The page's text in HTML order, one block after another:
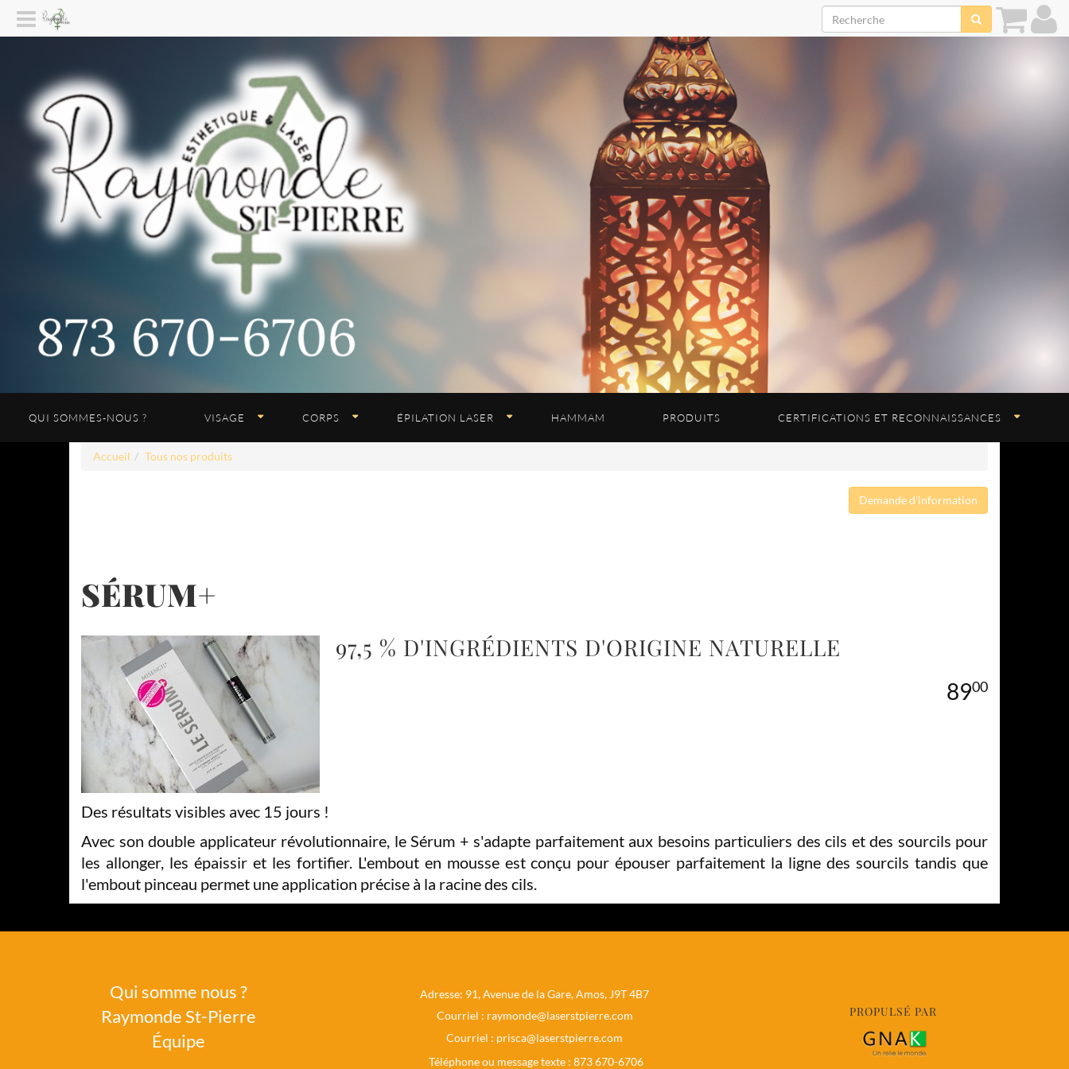
QUI SOMMES-NOUS ? VISAGE CORPS ÉPILATION LASER HAMMAM PRODUITS CERTIFICATIONS ET RECONNAISSANCES
Accueil Tous nos produits
Demande d'information
SÉRUM+
97,5 % D'INGRÉDIENTS D'ORIGINE NATURELLE
8900
Des résultats visibles avec 15 jours !
Avec son double applicateur révolutionnaire, le Sérum + s'adapte parfaitement aux besoins particuliers des cils et des sourcils pour
les allonger, les épaissir et les fortifier. L'embout en mousse est conçu pour épouser parfaitement la ligne des sourcils tandis que
l'embout pinceau permet une application précise à la racine des cils.
Qui somme nous ?
Raymonde St-Pierre
Équipe
Adresse: 91, Avenue de la Gare, Amos, J9T 4B7
Courriel : raymonde@laserstpierre.com
Courriel : prisca@laserstpierre.com
Téléphone ou message texte : 873 670-6706
PROPULSÉ PAR